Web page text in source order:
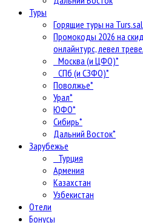
Туры
Горящие туры на
Промокоды 2026 на
онлайнтурс, левел
Москва (и ЦФО)*
СПб (и СЗФО)*
Поволжье*
Урал*
ЮФО*
Сибирь*
Дальний Восток*
Зарубежье
Турция
Армения
Казахстан
Узбекистан
Отели
Бонусы